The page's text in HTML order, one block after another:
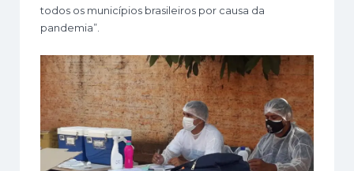
todos os municípios brasileiros por causa da
pandemia”.